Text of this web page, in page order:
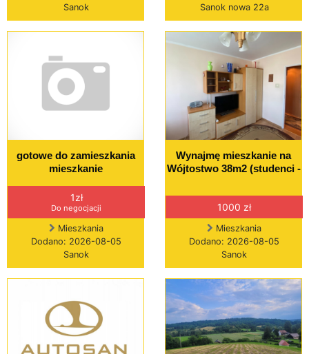
Sanok
Sanok nowa 22a
gotowe do zamieszkania
mieszkanie
1zł
Do negocjacji
Mieszkania
Dodano: 2026-08-05
Sanok
Wynajmę mieszkanie na
Wójtostwo 38m2 (studenci -
1000 zł
Mieszkania
Dodano: 2026-08-05
Sanok